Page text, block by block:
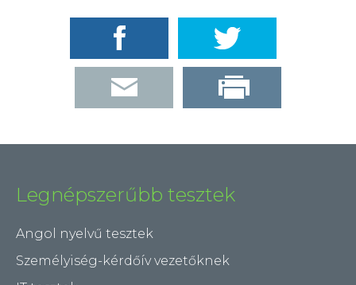
Legnépszerűbb tesztek
Angol nyelvű tesztek
Személyiség-kérdőív vezetőknek